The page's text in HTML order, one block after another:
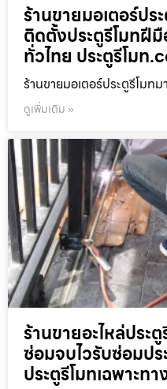
ร้านขายมอเตอร์ปร
ติดตั้งประตูรีโมทฝี
ทั่วไทย ประตูรีโมท
ร้านขายมอเตอร์ประตูรีโมท
ดูเพิ่มเติม »
ร้านขายอะไหล่ประ
ซ่อมจบไวรับซ่อมป
ประตูรีโมทเฉพาะท